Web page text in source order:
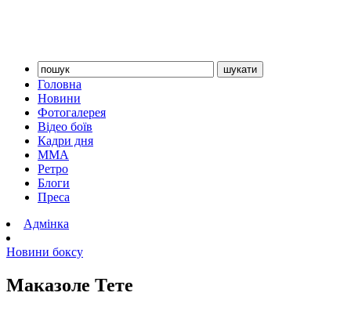
Головна
Новини
Фотогалерея
Відео боїв
Кадри дня
ММА
Ретро
Блоги
Преса
Адмінка
Новини боксу
Маказоле Тете